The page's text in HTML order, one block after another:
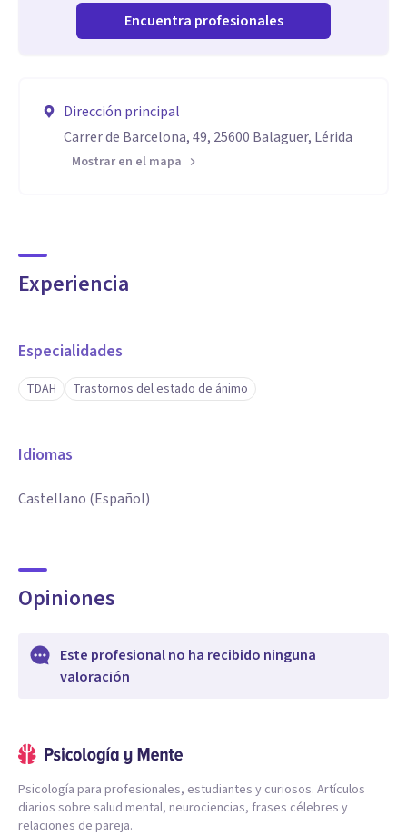
Encuentra profesionales
Dirección principal
Carrer de Barcelona, 49, 25600 Balaguer, Lérida
Mostrar en el mapa
Experiencia
Especialidades
TDAH Trastornos del estado de ánimo
Idiomas
Castellano (Español)
Opiniones
Este profesional no ha recibido ninguna
valoración
Psicología para profesionales, estudiantes y curiosos. Artículos
diarios sobre salud mental, neurociencias, frases célebres y
relaciones de pareja.